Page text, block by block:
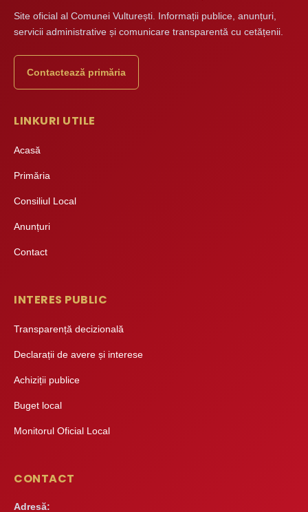
Site oficial al Comunei Vulturești. Informații publice, anunțuri,
servicii administrative și comunicare transparentă cu cetățenii.
Contactează primăria
LINKURI UTILE
Acasă
Primăria
Consiliul Local
Anunțuri
Contact
INTERES PUBLIC
Transparență decizională
Declarații de avere și interese
Achiziții publice
Buget local
Monitorul Oficial Local
CONTACT
Adresă: